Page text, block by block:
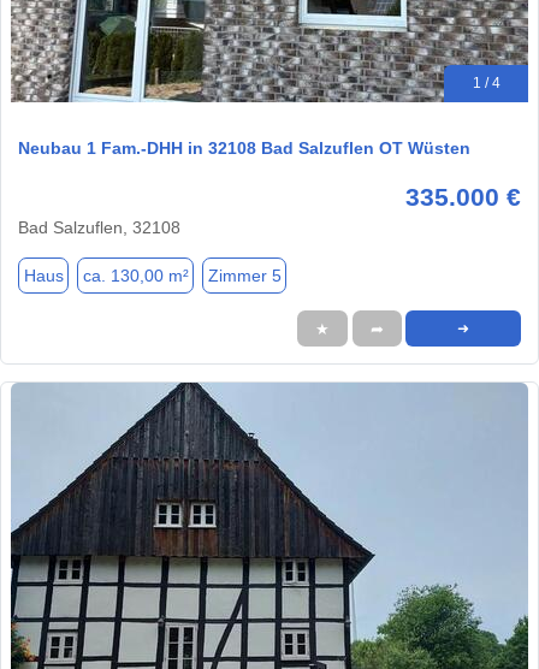
1 / 4
Neubau 1 Fam.-DHH in 32108 Bad Salzuflen OT Wüsten
335.000 €
Bad Salzuflen, 32108
Haus ca. 130,00 m² Zimmer 5
★ ➦ ➜